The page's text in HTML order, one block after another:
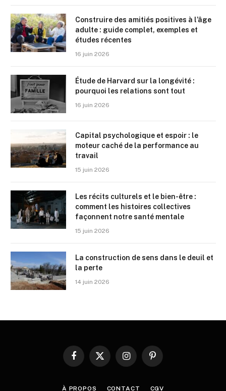
Construire des amitiés positives à l’âge
adulte : guide complet, exemples et
études récentes
16 juin 2026
Étude de Harvard sur la longévité :
pourquoi les relations sont tout
16 juin 2026
Capital psychologique et espoir : le
moteur caché de la performance au
travail
15 juin 2026
Les récits culturels et le bien-être :
comment les histoires collectives
façonnent notre santé mentale
15 juin 2026
La construction de sens dans le deuil et
la perte
14 juin 2026
Facebook
X
InstagramPinterest
À PROPOS CONTACT CGV